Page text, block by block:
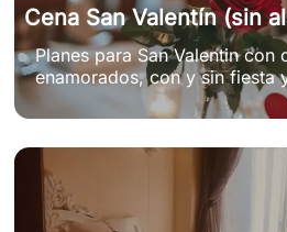
Cena San Valentín (sin
Planes para San Valentin con
enamorados, con y sin fiesta